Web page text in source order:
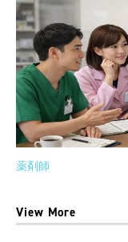
薬剤師
View More